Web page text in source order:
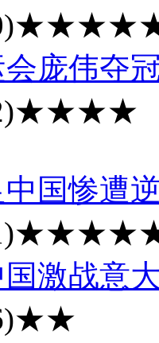
庞伟夺
★★★★
国惨遭
激战意
★★